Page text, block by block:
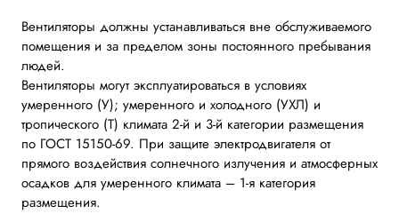
Вентиляторы должны устанавливаться вне обслуживаемого
помещения и за пределом зоны постоянного пребывания
людей.
Вентиляторы могут эксплуатироваться в условиях
умеренного (У); умеренного и холодного (УХЛ) и
тропического (Т) климата 2-й и 3-й категории размещения
по ГОСТ 15150-69. При защите электродвигателя от
прямого воздействия солнечного излучения и атмосферных
осадков для умеренного климата – 1-я категория
размещения.